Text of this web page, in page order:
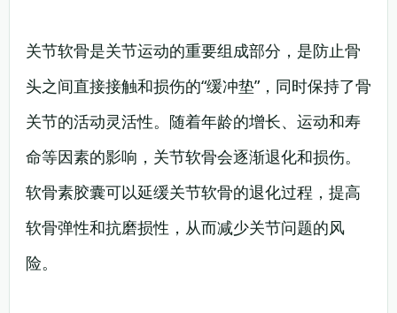
关节软骨是关节运动的重要组成部分，是防止骨
头之间直接接触和损伤的“缓冲垫”，同时保持了骨
关节的活动灵活性。随着年龄的增长、运动和寿
命等因素的影响，关节软骨会逐渐退化和损伤。
软骨素胶囊可以延缓关节软骨的退化过程，提高
软骨弹性和抗磨损性，从而减少关节问题的风
险。